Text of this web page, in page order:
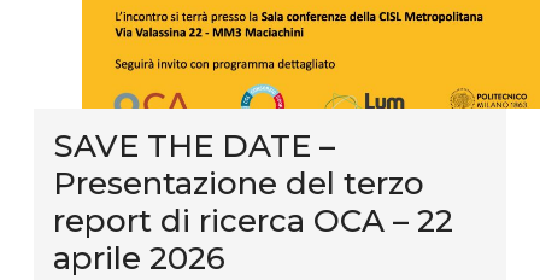
SAVE THE DATE –
Presentazione del terzo
report di ricerca OCA – 22
aprile 2026